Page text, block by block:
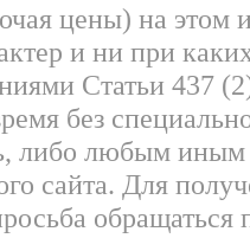
цены) на этом
и ни при
Статьи 437
без
либо любым
сайта. Для